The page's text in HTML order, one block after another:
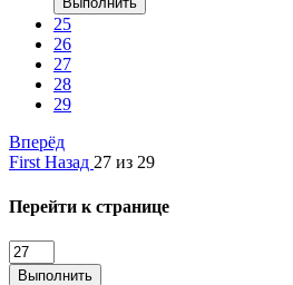
25
26
27
28
29
Вперёд
First Назад 27 из 29
Перейти к странице
Выполнить